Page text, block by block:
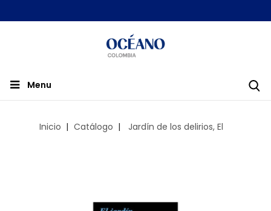
Menu
Inicio Catálogo Jardín de los delirios, El